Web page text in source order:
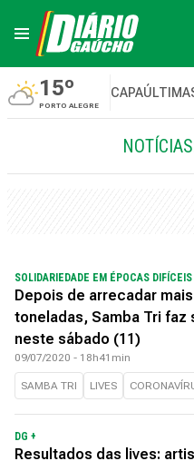
15º
PORTO ALEGRE
CAPA
SOLIDARIEDADE EM ÉPOCAS DIFÍCEIS
Depois de arrecadar
toneladas, Samba Tri faz
neste sábado (11)
09/07/2020 - 18h41min
SAMBA TRI LIVES
DG +
Resultados das lives: